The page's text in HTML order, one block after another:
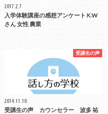
2017.2.7
入学体験講座の感想アンケート K.W
さん 女性 農業
受講生の声
2014.11.10
受講生の声 カウンセラー 波多 祐